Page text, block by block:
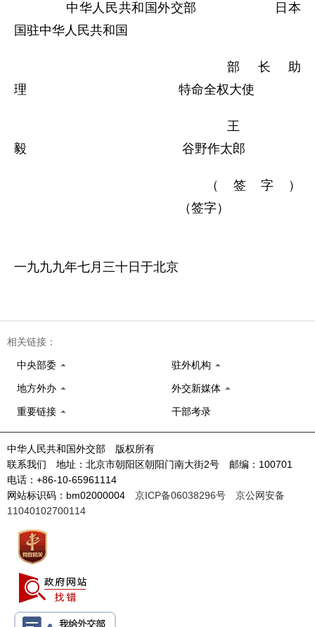
中华人民共和国外交部 日本
国驻中华人民共和国
部长助
理 特命全权大使
王
毅 谷野作太郎
（签字）
（签字）
一九九九年七月三十日于北京
相关链接：
中央部委 驻外机构
地方外办 外交新媒体
重要链接 干部考录
中华人民共和国外交部 版权所有
联系我们 地址：北京市朝阳区朝阳门南大街2号 邮编：100701
电话：+86-10-65961114
网站标识码：bm02000004 京ICP备06038296号
京公网安备
11040102700114